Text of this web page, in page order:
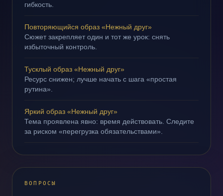
гибкость.
Повторяющийся образ «Нежный друг»
Сюжет закрепляет один и тот же урок: снять
избыточный контроль.
Тусклый образ «Нежный друг»
Ресурс снижен; лучше начать с шага «простая
рутина».
Яркий образ «Нежный друг»
Тема проявлена явно: время действовать. Следите
за риском «перегрузка обязательствами».
ВОПРОСЫ